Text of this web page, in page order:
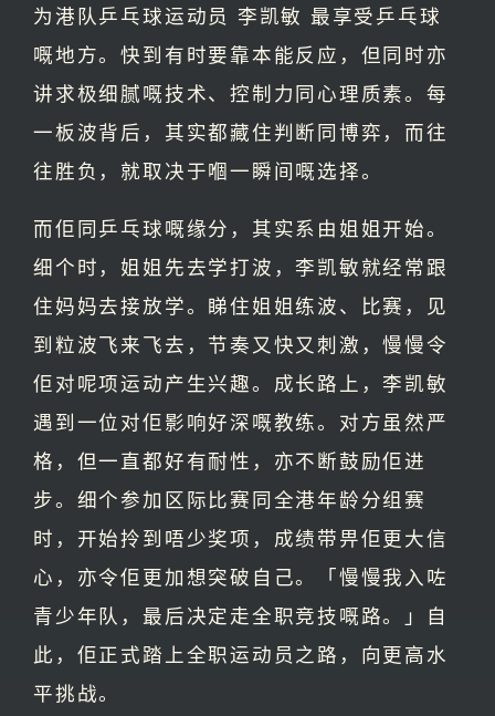
为港队乒乓球运动员 李凯敏 最享受乒乓球
嘅地方。快到有时要靠本能反应，但同时亦
讲求极细腻嘅技术、控制力同心理质素。每
一板波背后，其实都藏住判断同博弈，而往
往胜负，就取决于嗰一瞬间嘅选择。
而佢同乒乓球嘅缘分，其实系由姐姐开始。
细个时，姐姐先去学打波，李凯敏就经常跟
住妈妈去接放学。睇住姐姐练波、比赛，见
到粒波飞来飞去，节奏又快又刺激，慢慢令
佢对呢项运动产生兴趣。成长路上，李凯敏
遇到一位对佢影响好深嘅教练。对方虽然严
格，但一直都好有耐性，亦不断鼓励佢进
步。细个参加区际比赛同全港年龄分组赛
时，开始拎到唔少奖项，成绩带畀佢更大信
心，亦令佢更加想突破自己。「慢慢我入咗
青少年队，最后决定走全职竞技嘅路。」自
此，佢正式踏上全职运动员之路，向更高水
平挑战。